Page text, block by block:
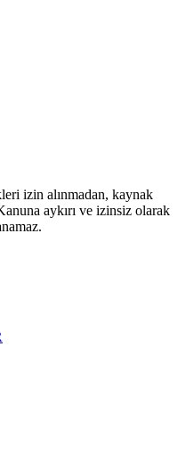
izin alınmadan, kaynak
aykırı ve izinsiz olarak